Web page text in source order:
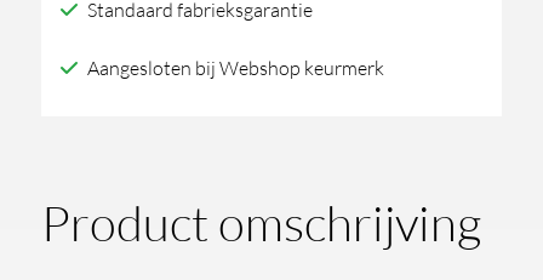
Standaard fabrieksgarantie
Aangesloten bij Webshop keurmerk
Product omschrijving